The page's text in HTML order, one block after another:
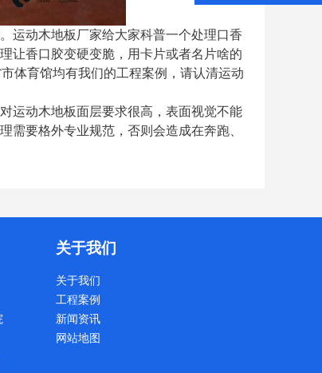
运动木地板厂家给大家科普一个处理口香
让香口胶变硬变脆，用卡片或者名片啥的
体育馆均有我们的工程案例，请认清运动
运动木地板面层要求很高，表面视觉不能
需要格外专业规范，否则会造成在奔跑、
关于我们
关于我们
工程案例
新闻资讯
网站地图